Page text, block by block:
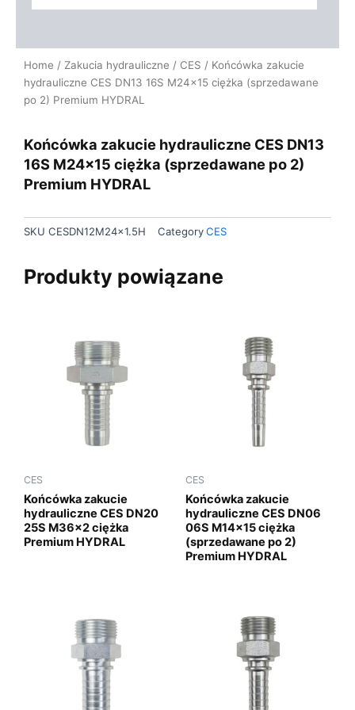
Home / Zakucia hydrauliczne / CES / Końcówka zakucie
hydrauliczne CES DN13 16S M24x15 ciężka (sprzedawane
po 2) Premium HYDRAL
Końcówka zakucie hydrauliczne CES DN13
16S M24x15 ciężka (sprzedawane po 2)
Premium HYDRAL
SKU CESDN12M24x1.5H CategoryCES
Produkty powiązane
CES
Końcówka zakucie
hydrauliczne CES DN20
25S M36x2 ciężka
Premium HYDRAL
CES
Końcówka zakucie
hydrauliczne CES DN06
06S M14x15 ciężka
(sprzedawane po 2)
Premium HYDRAL